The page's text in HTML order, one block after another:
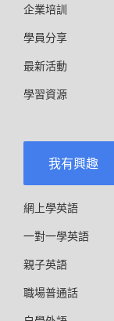
企業培訓
學員分享
最新活動
學習資源
我有興趣
網上學英語
一對一學英語
親子英語
職場普通話